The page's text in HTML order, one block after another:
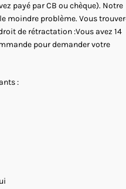
payé par CB ou chèque). Notre
moindre problème. Vous
de rétractation :Vous avez 14
pour demander votre
: